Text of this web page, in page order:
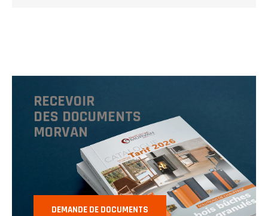
RECEVOIR
DES DOCUMENTS
MORVAN
DEMANDE DE DOCUMENTS